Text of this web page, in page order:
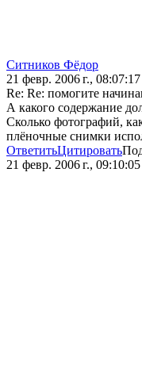
Ситников Фёдор
21 февр. 2006 г., 08:07:17
Re: Re: помогите
А какого содержание
Сколько фотографий,
плёночные снимки
ОтветитьЦитировать
21 февр. 2006 г., 09:10:05